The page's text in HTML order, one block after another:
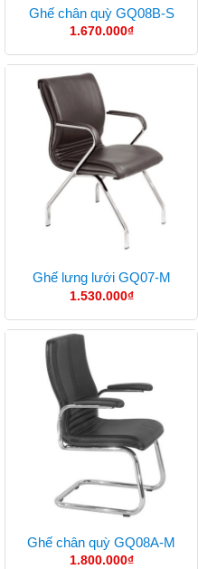
Ghế chân quỳ GQ08B-S
1.670.000₫
Ghế lưng lưới GQ07-M
1.530.000₫
Ghế chân quỳ GQ08A-M
1.800.000₫